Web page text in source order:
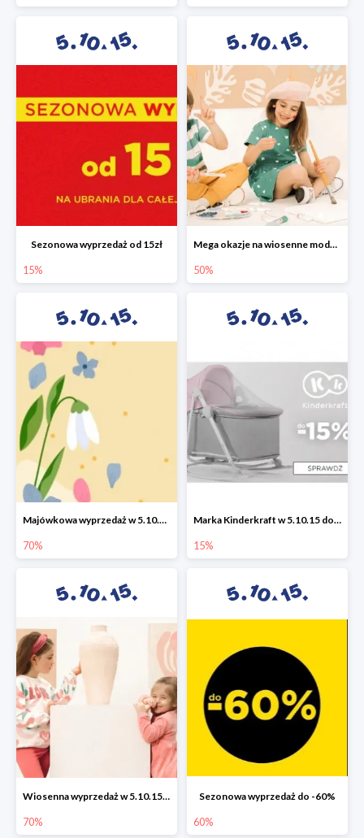
Sezonowa wyprzedaż od 15zł
15%
Mega okazje na wiosenne modele w 5.10.15 do -50%
50%
Majówkowa wyprzedaż w 5.10.15 do -70%
70%
Marka Kinderkraft w 5.10.15 do -15%
15%
Wiosenna wyprzedaż w 5.10.15 do -70%
70%
Sezonowa wyprzedaż do -60%
60%